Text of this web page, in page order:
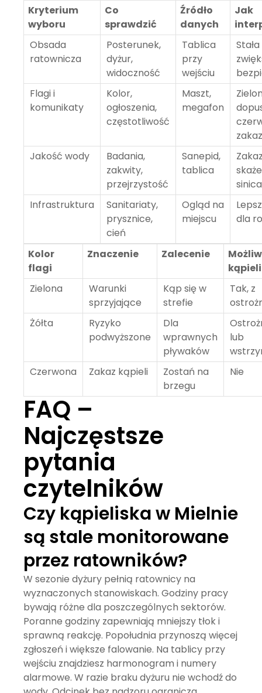
Kryterium
wyboru
Co
sprawdzić
Źródło
danych
Jak
Obsada
ratownicza
Posterunek,
dyżur,
widoczność
Tablica
przy
wejściu
Flagi i
komunikaty
Kolor,
ogłoszenia,
częstotliwość
Maszt,
megafon
Jakość wody
Badania,
zakwity,
przejrzystość
Sanepid,
tablica
Infrastruktura
Sanitariaty,
prysznice,
cień
Ogląd na
miejscu
dla
Kolor
flagi
Znaczenie Zalecenie
kąpieli
Zielona
Warunki
sprzyjające
Kąp się w
strefie
Tak, z
Żółta
Ryzyko
podwyższone
Dla
wprawnych
pływaków
lub
Czerwona
Zakaz kąpieli
Zostań na
brzegu
Nie
FAQ –
Najczęstsze
pytania
czytelników
Czy kąpieliska w Mielnie
są stale monitorowane
przez ratowników?
W sezonie dyżury pełnią ratownicy na
wyznaczonych stanowiskach. Godziny pracy
bywają różne dla poszczególnych sektorów.
Poranne godziny zapewniają mniejszy tłok i
sprawną reakcję. Popołudnia przynoszą więcej
zgłoszeń i większe falowanie. Na tablicy przy
wejściu znajdziesz harmonogram i numery
alarmowe. W razie braku dyżuru nie wchodź do